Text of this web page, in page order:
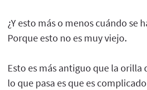
¿Y esto más o menos cuándo se
Porque esto no es muy viejo.
Esto es más antiguo que la orilla
lo que pasa es que es